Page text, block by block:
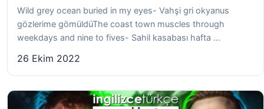
Wild grey ocean buried in my eyes- Vahşi gri okyanus
gözlerime gömüldüThe coast town muscles through
weekdays and nine to fives- Sahil kasabası hafta ...
26 Ekim 2022